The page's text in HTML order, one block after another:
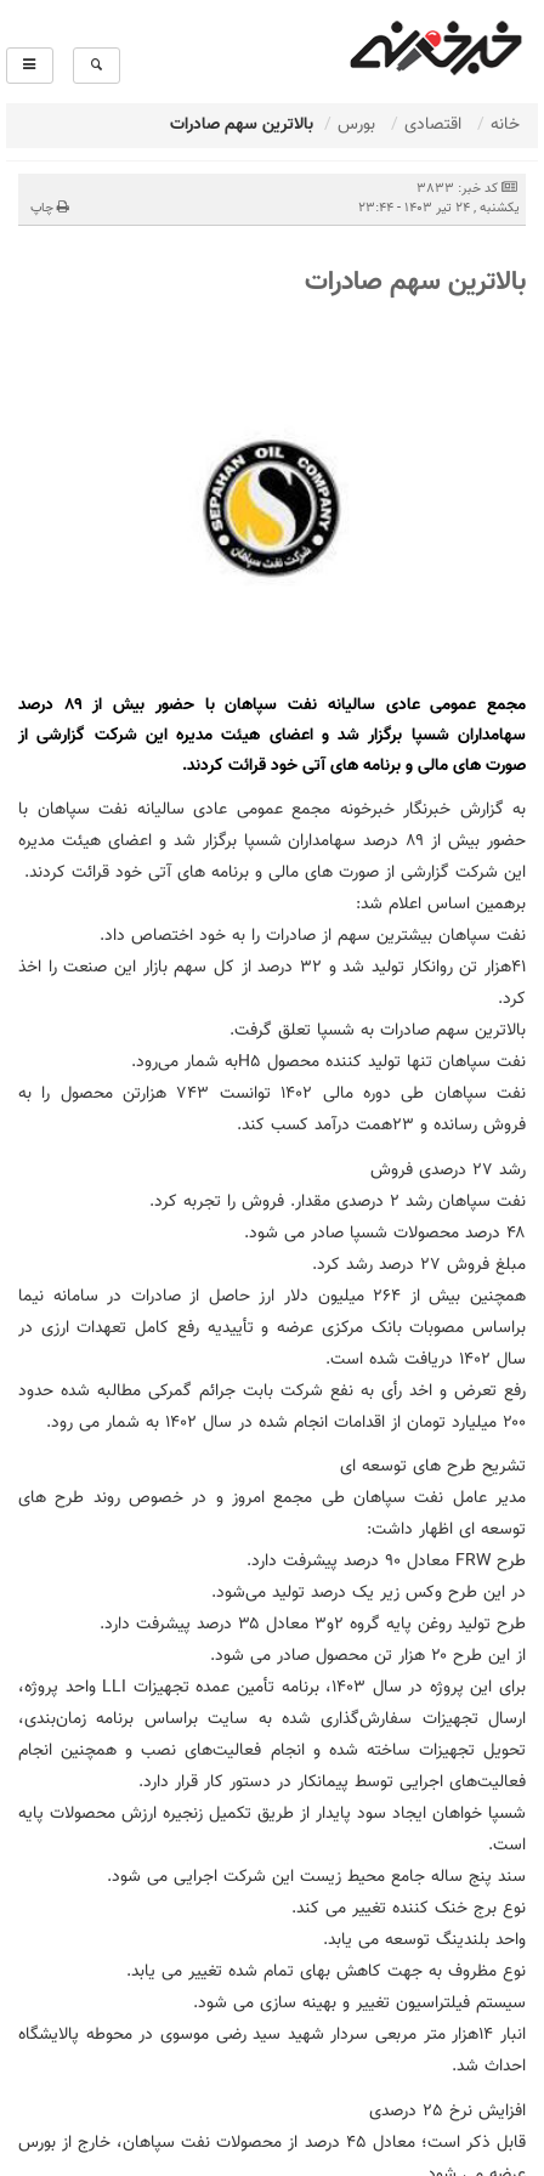
خانه اقتصادی بورس بالاترین سهم صادرات
کد خبر: 3833
يكشنبه , 24 تیر 1403 - 23:44
چاپ
بالاترین سهم صادرات
مجمع عمومی عادی سالیانه نفت سپاهان با حضور بیش از ۸۹ درصد
سهامداران شسپا برگزار شد و اعضای هیئت مدیره این شرکت گزارشی از
صورت های مالی و برنامه های آتی خود قرائت کردند.
به گزارش خبرنگار خبرخونه مجمع عمومی عادی سالیانه نفت سپاهان با
حضور بیش از ۸۹ درصد سهامداران شسپا برگزار شد و اعضای هیئت مدیره
این شرکت گزارشی از صورت های مالی و برنامه های آتی خود قرائت کردند.
برهمین اساس اعلام شد:
نفت سپاهان بیشترین سهم از صادرات را به خود اختصاص داد.
۴۱هزار تن روانکار تولید شد و ۳۲ درصد از کل سهم بازار این صنعت را اخذ
کرد.
بالاترین سهم صادرات به شسپا تعلق گرفت.
نفت سپاهان تنها تولید کننده محصول H5به شمار می‌رود.
نفت سپاهان طی دوره مالی ۱۴۰۲ توانست ۷۴۳ هزارتن محصول را به
فروش رسانده و ۲۳همت درآمد کسب کند.
رشد 27 درصدی فروش
نفت سپاهان رشد ۲ درصدی مقدار. فروش را تجربه کرد.
۴۸ درصد محصولات شسپا صادر می شود.
مبلغ فروش ۲۷ درصد رشد کرد.
همچنین بیش از ۲۶۴ میلیون دلار ارز حاصل از صادرات در سامانه نیما
براساس مصوبات بانک مرکزی عرضه و تأییدیه رفع کامل تعهدات ارزی در
سال ۱۴۰۲ دریافت شده است.
رفع تعرض و اخد رأی به نفع شرکت بابت جرائم گمرکی مطالبه شده حدود
۲۰۰ میلیارد تومان از اقدامات انجام شده در سال ۱۴۰۲ به شمار می رود.
تشریح طرح های توسعه ای
مدیر عامل نفت سپاهان طی مجمع امروز و در خصوص روند طرح های
توسعه ای اظهار داشت:
طرح FRW معادل ۹۰ درصد پیشرفت دارد.
در این طرح وکس زیر یک درصد تولید می‌شود.
طرح تولید روغن پایه گروه ۲و۳ معادل ۳۵ درصد پیشرفت دارد.
از این طرح ۲۰ هزار تن محصول صادر می شود.
برای این پروژه در سال ۱۴۰۳، برنامه تأمین عمده تجهیزات LLI واحد پروژه،
ارسال تجهیزات سفارش‌گذاری شده به سایت براساس برنامه زمان‌بندی،
تحویل تجهیزات ساخته شده و انجام فعالیت‌های نصب و همچنین انجام
فعالیت‌های اجرایی توسط پیمانکار در دستور کار قرار دارد.
شسپا خواهان ایجاد سود پایدار از طریق تکمیل زنجیره ارزش محصولات پایه
است.
سند پنج ساله جامع محیط زیست این شرکت اجرایی می شود.
نوع برج خنک کننده تغییر می کند.
واحد بلندینگ توسعه می یابد.
نوع مظروف به جهت کاهش بهای تمام شده تغییر می یابد.
سیستم فیلتراسیون تغییر و بهینه سازی می شود.
انبار ۱۴هزار متر مربعی سردار شهید سید رضی موسوی در محوطه پالایشگاه
احداث شد.
افزایش نرخ 25 درصدی
قابل ذکر است؛ معادل ۴۵ درصد از محصولات نفت سپاهان، خارج از بورس